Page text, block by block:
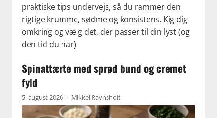
praktiske tips undervejs, så du rammer den
rigtige krumme, sødme og konsistens. Kig dig
omkring og vælg det, der passer til din lyst (og
den tid du har).
Spinattærte med sprød bund og cremet
fyld
5. august 2026 · Mikkel Ravnsholt